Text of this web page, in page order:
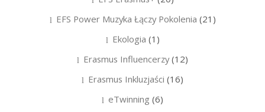
EFS Power Muzyka Łączy Pokolenia (21)
Ekologia (1)
Erasmus Influencerzy(12)
Erasmus Inkluzjaści (16)
eTwinning (6)